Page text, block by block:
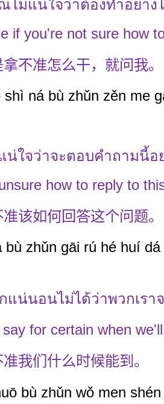
ไม่แน่ใจว่าต้องทำอย่าง
if you're not sure how
不准怎么干，就问我。
shì ná bù zhǔn zěn me
น่ใจว่าจะตอบคำถามนี้อ
how to reply to
该如何回答这个问题。
bù zhǔn gāi rú hé huí dá
แน่นอนไม่ได้ว่าพวกเรา
say for certain when
我们什么时候能到。
bù zhǔn wǒ men